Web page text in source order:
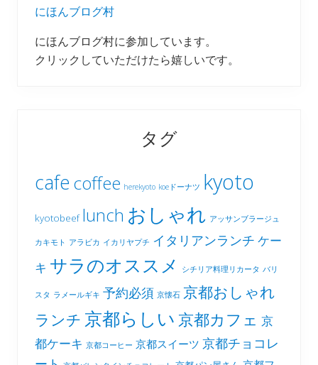
にほんブログ村
にほんブログ村に参加しています。
クリックしていただけたら嬉しいです。
タグ
cafe coffee herekyoto koeドーナツ kyoto
kyotobeef lunch おしゃれ アッサンブラージュ
カキモト アラビカ イカリヤプチ イタリアンランチ ケー
キ サラのオススメ シチリア料理リカータ バリ
スタ ラメールギキ 予約必須 京懐石 京都おしゃれ
ランチ 京都らしい 京都カフェ 京
都ケーキ 京都コーヒー 京都スイーツ 京都チョコレ